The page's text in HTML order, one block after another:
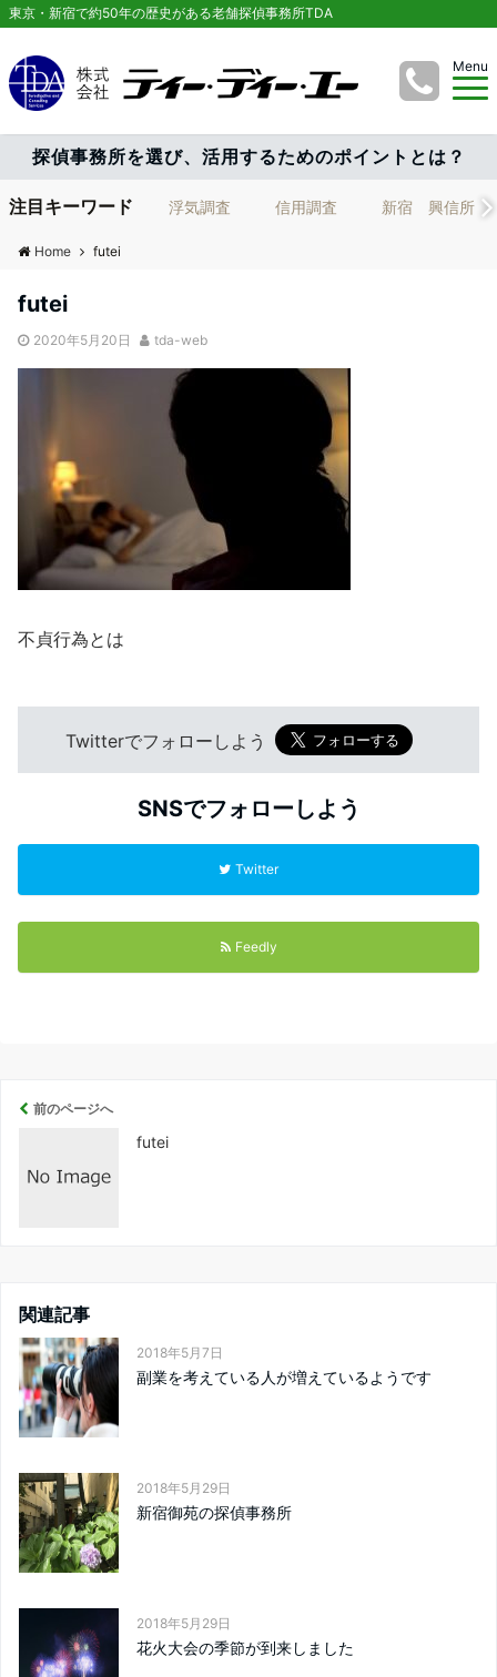
東京・新宿で約50年の歴史がある老舗探偵事務所TDA
Menu
探偵事務所を選び、活用するためのポイントとは？
注目キーワード 浮気調査 信用調査 新宿 興信所
Home futei
futei
2020年5月20日 tda-web
不貞行為とは
Twitterでフォローしよう
SNSでフォローしよう
Twitter
Feedly
前のページへ
futei
関連記事
2018年5月7日
副業を考えている人が増えているようです
2018年5月29日
新宿御苑の探偵事務所
2018年5月29日
花火大会の季節が到来しました